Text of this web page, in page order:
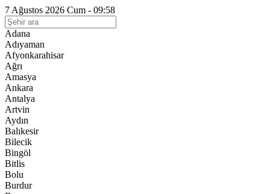
7 Ağustos 2026 Cum - 09:58
Adana
Adıyaman
Afyonkarahisar
Ağrı
Amasya
Ankara
Antalya
Artvin
Aydın
Balıkesir
Bilecik
Bingöl
Bitlis
Bolu
Burdur